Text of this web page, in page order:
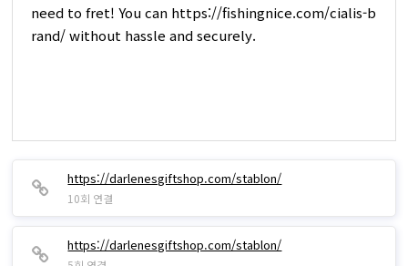
need to fret! You can https://fishingnice.com/cialis-b
rand/ without hassle and securely.
https://darlenesgiftshop.com/stablon/
10회 연결
https://darlenesgiftshop.com/stablon/